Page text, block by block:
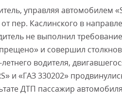
управляя автомобилем
пер. Каслинского в
не выполнил
и совершил
водителя,
и «ГАЗ 330202»
ДТП пассажир